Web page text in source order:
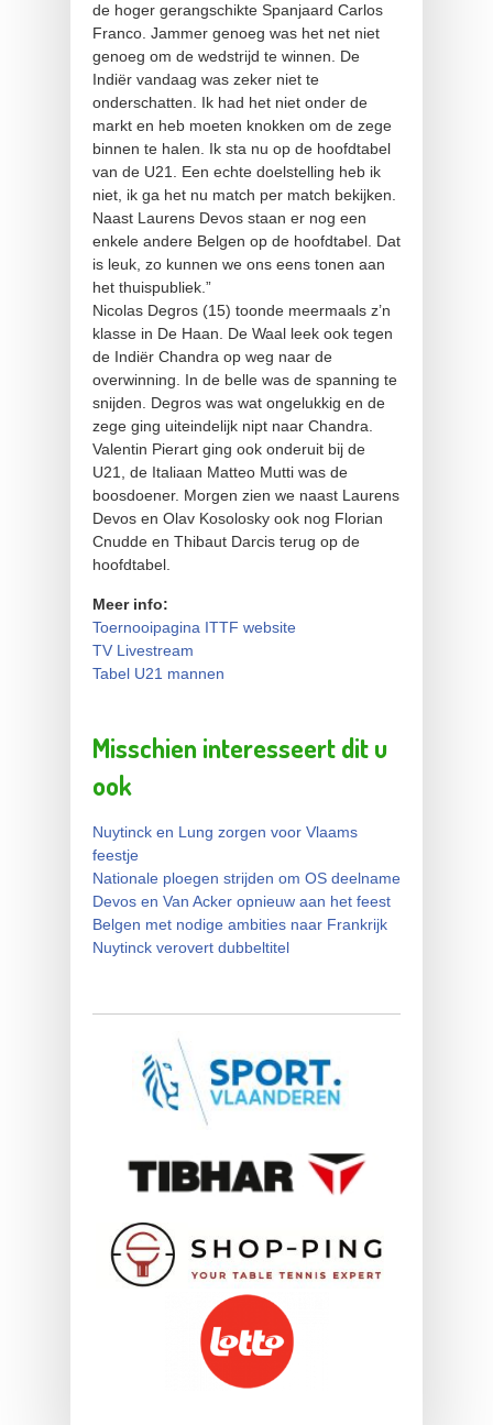
de hoger gerangschikte Spanjaard Carlos
Franco. Jammer genoeg was het net niet
genoeg om de wedstrijd te winnen. De
Indiër vandaag was zeker niet te
onderschatten. Ik had het niet onder de
markt en heb moeten knokken om de zege
binnen te halen. Ik sta nu op de hoofdtabel
van de U21. Een echte doelstelling heb ik
niet, ik ga het nu match per match bekijken.
Naast Laurens Devos staan er nog een
enkele andere Belgen op de hoofdtabel. Dat
is leuk, zo kunnen we ons eens tonen aan
het thuispubliek.”
Nicolas Degros (15) toonde meermaals z’n
klasse in De Haan. De Waal leek ook tegen
de Indiër Chandra op weg naar de
overwinning. In de belle was de spanning te
snijden. Degros was wat ongelukkig en de
zege ging uiteindelijk nipt naar Chandra.
Valentin Pierart ging ook onderuit bij de
U21, de Italiaan Matteo Mutti was de
boosdoener. Morgen zien we naast Laurens
Devos en Olav Kosolosky ook nog Florian
Cnudde en Thibaut Darcis terug op de
hoofdtabel.
Meer info:
Toernooipagina ITTF website
TV Livestream
Tabel U21 mannen
Misschien interesseert dit u
ook
Nuytinck en Lung zorgen voor Vlaams
feestje
Nationale ploegen strijden om OS deelname
Devos en Van Acker opnieuw aan het feest
Belgen met nodige ambities naar Frankrijk
Nuytinck verovert dubbeltitel